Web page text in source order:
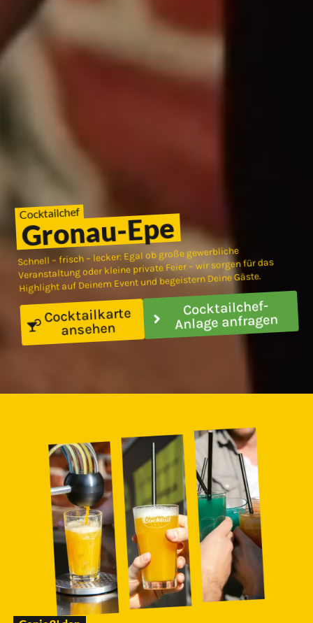
Cocktailchef
Gronau-Epe
Schnell – frisch – lecker: Egal ob große gewerbliche
Veranstaltung oder kleine private Feier – wir sorgen für das
Highlight auf Deinem Event und begeistern Deine Gäste.
Cocktailkarte
ansehen
Cocktailchef-
Anlage anfragen